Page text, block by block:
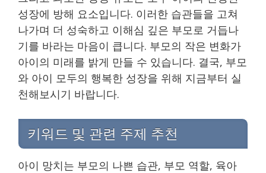
성장에 방해 요소입니다. 이러한 습관들을 고쳐
나가며 더 성숙하고 이해심 깊은 부모로 거듭나
기를 바라는 마음이 큽니다. 부모의 작은 변화가
아이의 미래를 밝게 만들 수 있습니다. 결국, 부모
와 아이 모두의 행복한 성장을 위해 지금부터 실
천해보시기 바랍니다.
키워드 및 관련 주제 추천
아이 망치는 부모의 나쁜 습관, 부모 역할, 육아